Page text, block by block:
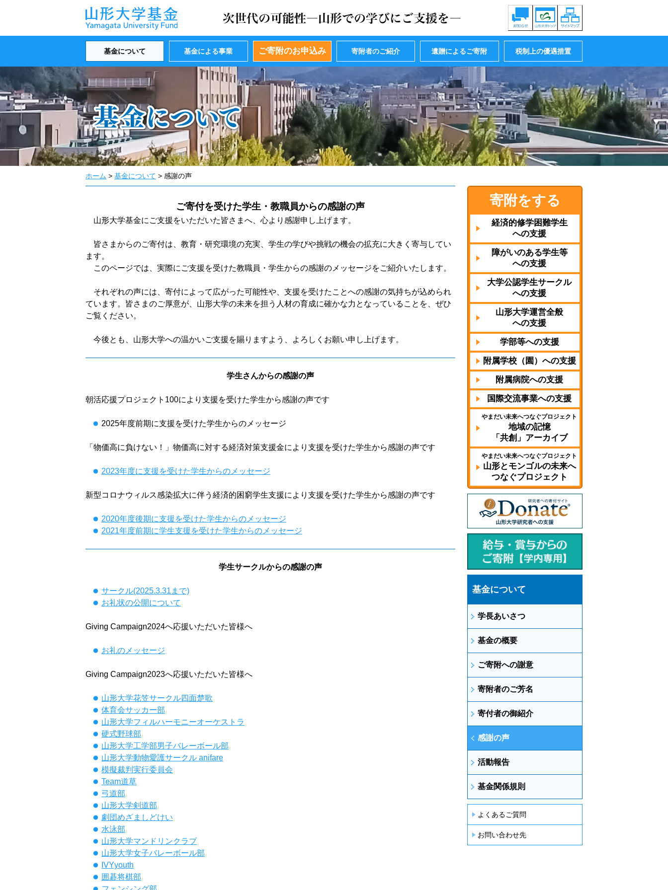
基金について 基金による事業 ご寄附のお申込み 寄附者のご紹介 遺贈によるご寄附 税制上の優遇措置
ホーム > 基金について > 感謝の声
ご寄付を受けた学生・教職員からの感謝の声
山形大学基金にご支援をいただいた皆さまへ、心より感謝申し上げます。
皆さまからのご寄付は、教育・研究環境の充実、学生の学びや挑戦の機会の拡充に大きく寄与してい
ます。
このページでは、実際にご支援を受けた教職員・学生からの感謝のメッセージをご紹介いたします。
それぞれの声には、寄付によって広がった可能性や、支援を受けたことへの感謝の気持ちが込められ
ています。皆さまのご厚意が、山形大学の未来を担う人材の育成に確かな力となっていることを、ぜひ
ご覧ください。
今後とも、山形大学への温かいご支援を賜りますよう、よろしくお願い申し上げます。
学生さんからの感謝の声
朝活応援プロジェクト100により支援を受けた学生から感謝の声です
2025年度前期に支援を受けた学生からのメッセージ
「物価高に負けない！」物価高に対する経済対策支援金により支援を受けた学生から感謝の声です
2023年度に支援を受けた学生からのメッセージ
新型コロナウィルス感染拡大に伴う経済的困窮学生支援により支援を受けた学生から感謝の声です
2020年度後期に支援を受けた学生からのメッセージ
2021年度前期に学生支援を受けた学生からのメッセージ
学生サークルからの感謝の声
サークル(2025.3.31まで)
お礼状の公開について
Giving Campaign2024へ応援いただいた皆様へ
お礼のメッセージ
Giving Campaign2023へ応援いただいた皆様へ
山形大学花笠サークル四面楚歌
体育会サッカー部
山形大学フィルハーモニーオーケストラ
硬式野球部
山形大学工学部男子バレーボール部
山形大学動物愛護サークル anifare
模擬裁判実行委員会
Team道草
弓道部
山形大学剣道部
劇団めざましどけい
水泳部
山形大学マンドリンクラブ
山形大学女子バレーボール部
IVYyouth
囲碁将棋部
寄附をする
経済的修学困難学生
への支援
障がいのある学生等
への支援
大学公認学生サークル
への支援
山形大学運営全般
への支援
学部等への支援
附属学校（園）への支援
附属病院への支援
国際交流事業への支援
やまだい未来へつなぐプロジェクト
地域の記憶
「共創」アーカイブ
やまだい未来へつなぐプロジェクト
山形とモンゴルの未来へ
つなぐプロジェクト
基金について
学長あいさつ
基金の概要
ご寄附への謝意
寄附者のご芳名
寄付者の御紹介
感謝の声
活動報告
基金関係規則
よくあるご質問
お問い合わせ先